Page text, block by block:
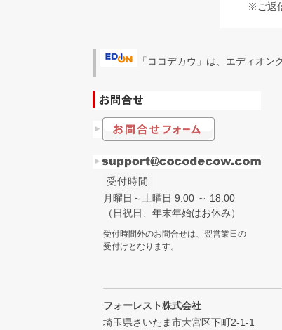
※ご返
「ココデカウ」は、エディオ
受付時間
月曜日～土曜日 9:00 ～ 18:00
（日祝日、年末年始はお休み）
受付時間外のお問合せは、翌営業日の
受付けとなります。
フォーレスト株式会社
埼玉県さいたま市大宮区下町2-1-1